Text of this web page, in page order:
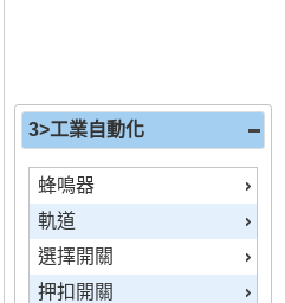
3>工業自動化
蜂鳴器
軌道
選擇開關
押扣開關